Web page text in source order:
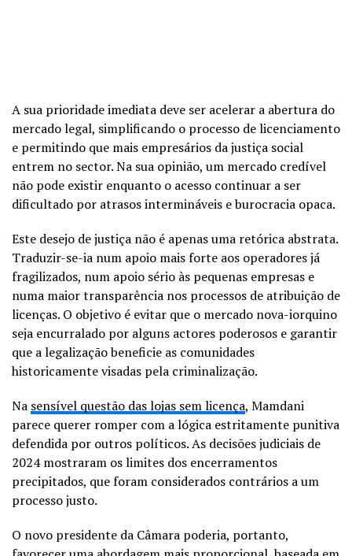
A sua prioridade imediata deve ser acelerar a abertura do
mercado legal, simplificando o processo de licenciamento
e permitindo que mais empresários da justiça social
entrem no sector. Na sua opinião, um mercado credível
não pode existir enquanto o acesso continuar a ser
dificultado por atrasos intermináveis e burocracia opaca.
Este desejo de justiça não é apenas uma retórica abstrata.
Traduzir-se-ia num apoio mais forte aos operadores já
fragilizados, num apoio sério às pequenas empresas e
numa maior transparência nos processos de atribuição de
licenças. O objetivo é evitar que o mercado nova-iorquino
seja encurralado por alguns actores poderosos e garantir
que a legalização beneficie as comunidades
historicamente visadas pela criminalização.
Na sensível questão das lojas sem licença, Mamdani
parece querer romper com a lógica estritamente punitiva
defendida por outros políticos. As decisões judiciais de
2024 mostraram os limites dos encerramentos
precipitados, que foram considerados contrários a um
processo justo.
O novo presidente da Câmara poderia, portanto,